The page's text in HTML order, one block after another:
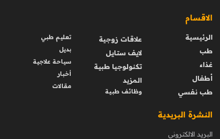
الاقسام
الرئيسية
طب
غذاء
أطفال
طب نفسي
علاقات زوجية
لايف ستايل
تكنولوجيا طبية
المزيد
وظائف طبية
تعليم طبي
بديل
سياحة علاجية
أخبار
مقالات
النشرة البريدية
البريد الالكتروني